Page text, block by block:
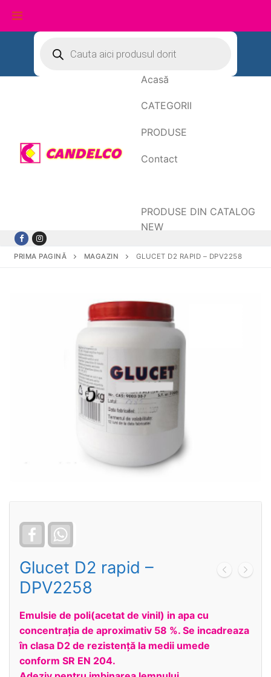
conținut
search
Acasă
CATEGORII
PRODUSE
Contact
PRODUSE DIN CATALOG
NEW
PRIMA PAGINĂ MAGAZIN GLUCET D2 RAPID – DPV2258
Facebook
Glucet D2 rapid –
DPV2258
Emulsie de poli(acetat de vinil) in apa cu
concentraţia de aproximativ 58 %. Se incadreaza
în clasa D2 de rezistenţă la medii umede
conform SR EN 204.